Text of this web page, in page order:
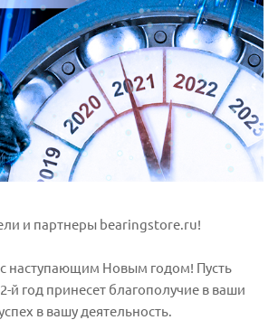
и партнеры bearingstore.ru!
наступающим Новым годом! Пусть
й год принесет благополучие в ваши
в вашу деятельность.